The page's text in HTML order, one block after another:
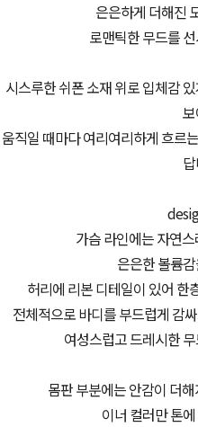
은은하게 더해진
로맨틱한 무드를
시스루한 쉬폰 소재 위로 입체감
움직일 때마다 여리여리하게 흐르
가슴 라인에는 자연
은은한 볼륨
허리에 리본 디테일이 있어 한
전체적으로 바디를 부드럽게 감
여성스럽고 드레시한
몸판 부분에는 안감이 더
이너 컬러만 톤